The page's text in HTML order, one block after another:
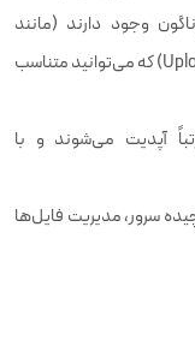
وجود دارند (مانند
Hacklog Remote Attachment یا Upload to FTP) که می‌توانید متناسب
آپدیت می‌شوند و با
سرور، مدیریت فایل‌ها